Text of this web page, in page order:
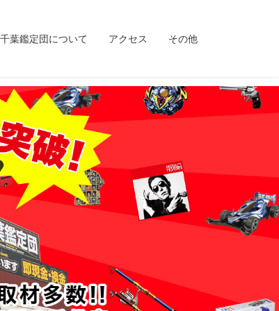
千葉鑑定団について アクセス その他